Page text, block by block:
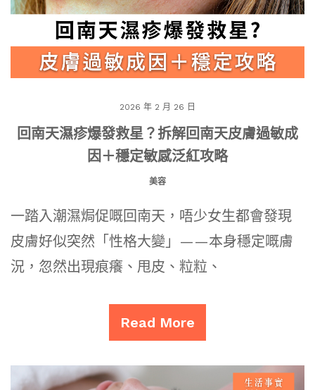
2026 年 2 月 26 日
回南天濕疹爆發救星？拆解回南天皮膚過敏成
因＋穩定敏感泛紅攻略
美容
一踏入潮濕焗促嘅回南天，唔少女生都會發現
皮膚好似突然「性格大變」——本身穩定嘅膚
況，忽然出現痕癢、甩皮、粒粒、
Read More